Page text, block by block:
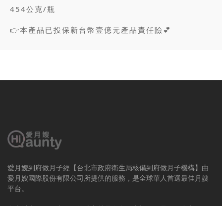
454公克/瓶
👉本產品已投保新台幣壹億元產品責任險💕
愛月嫂到府做月子經【台北市政府衛生局核備到府做月子機構】由
愛月嫂國際股份有限公司所提供的服務，是全球華人首選最佳月嫂
平台。